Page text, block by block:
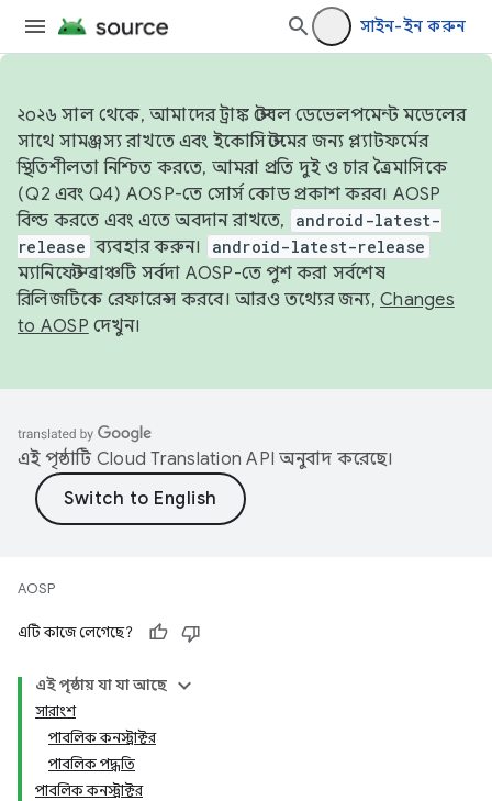
সাইন-ইন করুন
২০২৬ সাল থেকে, আমাদের ট্রাঙ্ক স্টেবল ডেভেলপমেন্ট মডেলের
সাথে সামঞ্জস্য রাখতে এবং ইকোসিস্টেমের জন্য প্ল্যাটফর্মের
স্থিতিশীলতা নিশ্চিত করতে, আমরা প্রতি দুই ও চার ত্রৈমাসিকে
(Q2 এবং Q4) AOSP-তে সোর্স কোড প্রকাশ করব। AOSP
বিল্ড করতে এবং এতে অবদান রাখতে,
android-latest-
release ব্যবহার করুন। android-latest-release
ম্যানিফেস্ট ব্রাঞ্চটি সর্বদা AOSP-তে পুশ করা সর্বশেষ
রিলিজটিকে রেফারেন্স করবে। আরও তথ্যের জন্য, Changes
to AOSP দেখুন।
এই পৃষ্ঠাটি Cloud Translation API অনুবাদ করেছে।
AOSP
এটি কাজে লেগেছে?
এই পৃষ্ঠায় যা যা আছে
সারাংশ
পাবলিক কনস্ট্রাক্টর
পাবলিক পদ্ধতি
পাবলিক কনস্ট্রাক্টর